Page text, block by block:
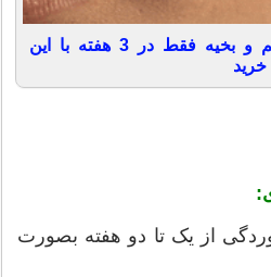
کاهش چشمگیر جای زخم و بخیه فقط در 3 هفته با این
از یک تا دو هفته بصورت